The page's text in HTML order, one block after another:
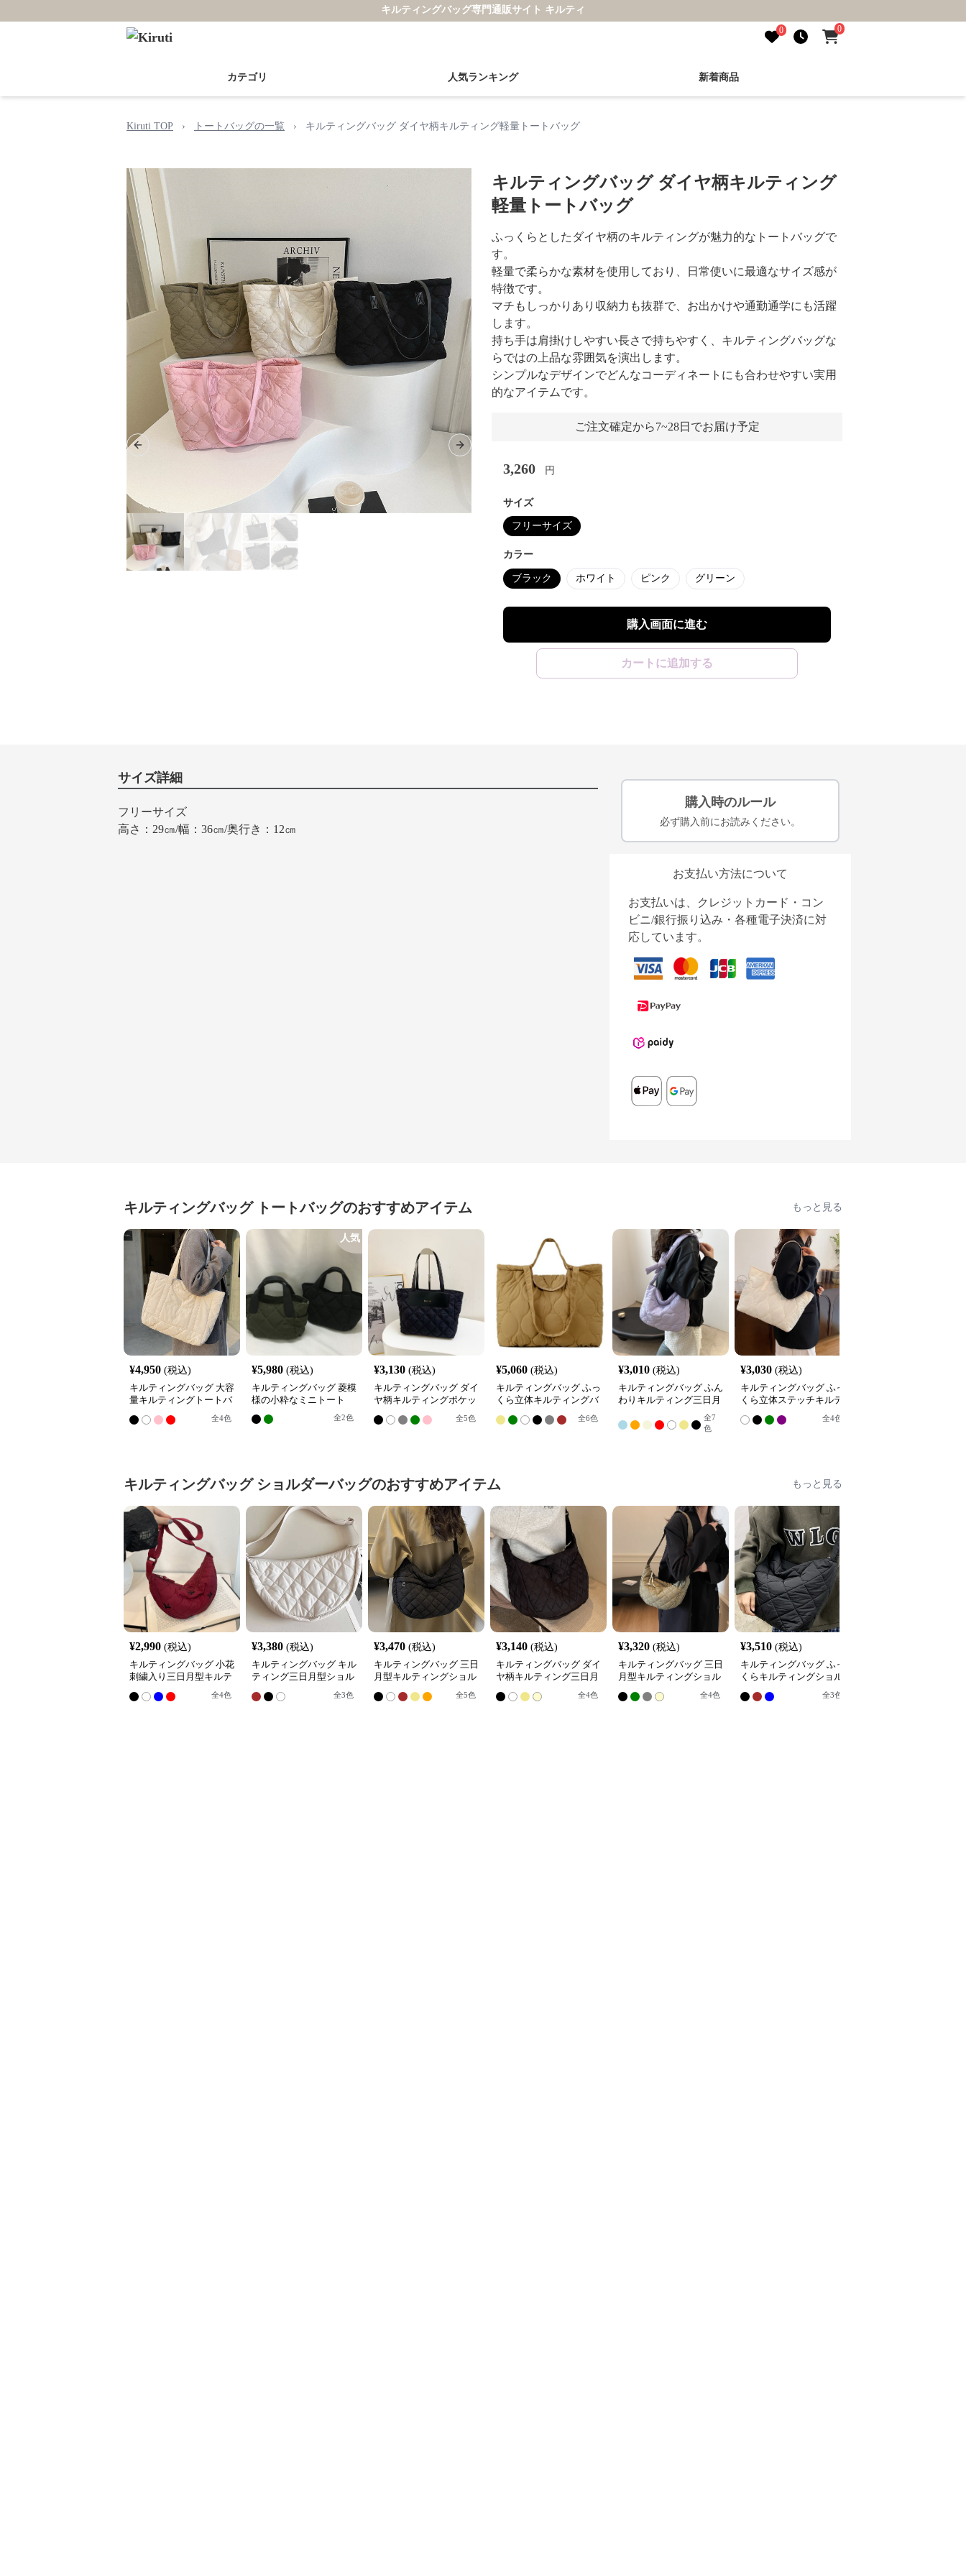
キルティングバッグ専門通販サイト キルティ
0 0
カテゴリ 人気ランキング 新着商品
Kiruti TOP › トートバッグの一覧 › キルティングバッグ ダイヤ柄キルティング軽量トートバッグ
Previous slide Next slide
キルティングバッグ ダイヤ柄キルティング
軽量トートバッグ
ふっくらとしたダイヤ柄のキルティングが魅力的なトートバッグで
す。
軽量で柔らかな素材を使用しており、日常使いに最適なサイズ感が
特徴です。
マチもしっかりあり収納力も抜群で、お出かけや通勤通学にも活躍
します。
持ち手は肩掛けしやすい長さで持ちやすく、キルティングバッグな
らではの上品な雰囲気を演出します。
シンプルなデザインでどんなコーディネートにも合わせやすい実用
的なアイテムです。
ご注文確定から7~28日でお届け予定
3,260 円
サイズ
フリーサイズ
カラー
ブラック ホワイト ピンク グリーン
購入画面に進む
カートに追加する
サイズ詳細
フリーサイズ
高さ：29㎝/幅：36㎝/奥行き：12㎝
購入時のルール
必ず購入前にお読みください。
お支払い方法について
お支払いは、クレジットカード・コン
ビニ/銀行振り込み・各種電子決済に対
応しています。
キルティングバッグ トートバッグのおすすめアイテム もっと見る
¥4,950 (税込)
キルティングバッグ 大容
量キルティングトートバ
ッグ 韓国風おしゃれ
全4色
人気
¥5,980 (税込)
キルティングバッグ 菱模
様の小粋なミニトート
全2色
¥3,130 (税込)
キルティングバッグ ダイ
ヤ柄キルティングポケッ
全5色
¥5,060 (税込)
キルティングバッグ ふっ
くら立体キルティングバ
ッグ フラップポケット付
きトート
全6色
¥3,010 (税込)
キルティングバッグ ふん
わりキルティング三日月
型ショルダートートバッ
グ
全7
色
¥3,030 (税込)
キルティングバッグ ふっ
くら立体ステッチキルテ
全4色
キルティングバッグ ショルダーバッグのおすすめアイテム もっと見る
¥2,990 (税込)
キルティングバッグ 小花
刺繍入り三日月型キルテ
ィングショルダーバッグ
全4色
¥3,380 (税込)
キルティングバッグ キル
ティング三日月型ショル
全3色
¥3,470 (税込)
キルティングバッグ 三日
月型キルティングショル
全5色
¥3,140 (税込)
キルティングバッグ ダイ
ヤ柄キルティング三日月
全4色
¥3,320 (税込)
キルティングバッグ 三日
月型キルティングショル
全4色
¥3,510 (税込)
キルティングバッグ ふっ
くらキルティングショル
全3色